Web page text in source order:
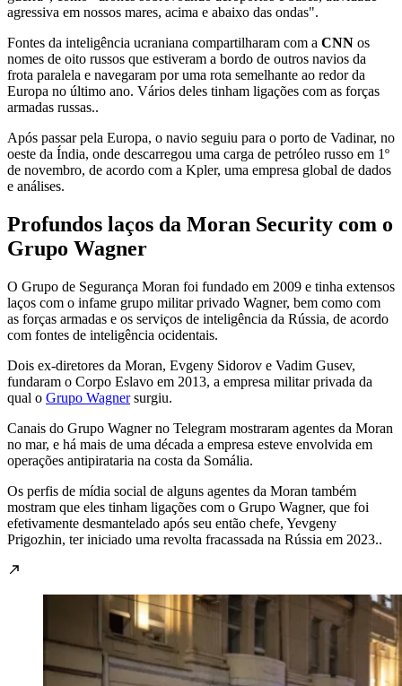
agressiva em nossos mares, acima e abaixo das ondas".
Fontes da inteligência ucraniana compartilharam com a CNN os
nomes de oito russos que estiveram a bordo de outros navios da
frota paralela e navegaram por uma rota semelhante ao redor da
Europa no último ano. Vários deles tinham ligações com as forças
armadas russas..
Após passar pela Europa, o navio seguiu para o porto de Vadinar, no
oeste da Índia, onde descarregou uma carga de petróleo russo em 1º
de novembro, de acordo com a Kpler, uma empresa global de dados
e análises.
Profundos laços da Moran Security com o
Grupo Wagner
O Grupo de Segurança Moran foi fundado em 2009 e tinha extensos
laços com o infame grupo militar privado Wagner, bem como com
as forças armadas e os serviços de inteligência da Rússia, de acordo
com fontes de inteligência ocidentais.
Dois ex-diretores da Moran, Evgeny Sidorov e Vadim Gusev,
fundaram o Corpo Eslavo em 2013, a empresa militar privada da
qual o Grupo Wagnersurgiu.
Canais do Grupo Wagner no Telegram mostraram agentes da Moran
no mar, e há mais de uma década a empresa esteve envolvida em
operações antipirataria na costa da Somália.
Os perfis de mídia social de alguns agentes da Moran também
mostram que eles tinham ligações com o Grupo Wagner, que foi
efetivamente desmantelado após seu então chefe, Yevgeny
Prigozhin, ter iniciado uma revolta fracassada na Rússia em 2023..